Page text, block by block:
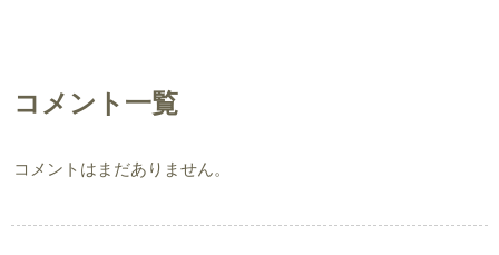
コメント一覧
コメントはまだありません。